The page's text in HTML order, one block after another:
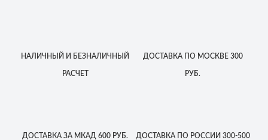
НАЛИЧНЫЙ И БЕЗНАЛИЧНЫЙ
РАСЧЕТ
ДОСТАВКАПО МОСКВЕ 300
РУБ.
ДОСТАВКА ЗА МКАД 600 РУБ. ДОСТАВКАПО РОССИИ 300-500